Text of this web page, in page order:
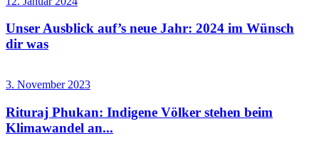
Unser Ausblick auf’s neue Jahr: 2024 im Wünsch
dir was
3. November 2023
Rituraj Phukan: Indigene Völker stehen beim
Klimawandel an...